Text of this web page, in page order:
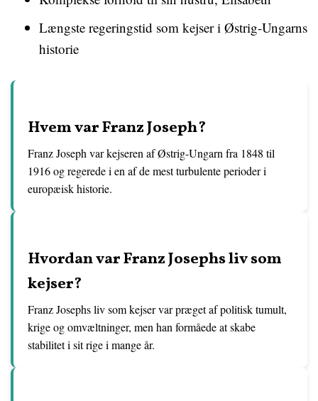
Længste regeringstid som kejser i Østrig-Ungarns
historie
Hvem var Franz Joseph?
Franz Joseph var kejseren af Østrig-Ungarn fra 1848 til
1916 og regerede i en af de mest turbulente perioder i
europæisk historie.
Hvordan var Franz Josephs liv som
kejser?
Franz Josephs liv som kejser var præget af politisk tumult,
krige og omvæltninger, men han formåede at skabe
stabilitet i sit rige i mange år.